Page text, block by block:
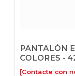
PANTALÓN
COLORES -
[Contacte con